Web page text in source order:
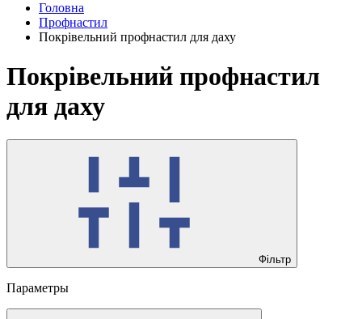
Головна
Профнастил
Покрівельний профнастил для даху
Покрівельний профнастил
для даху
Фільтр
Параметры